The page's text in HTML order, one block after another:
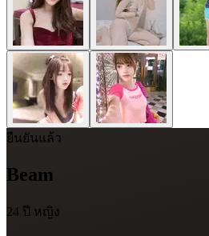
ยืนยันแล้ว
Beam
24 ปี หญิง